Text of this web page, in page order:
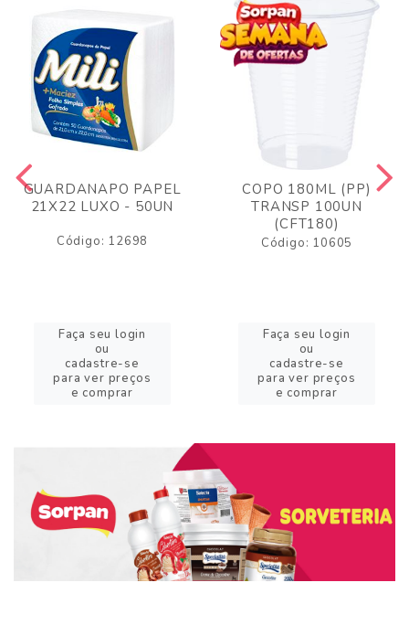
GUARDANAPO PAPEL
21X22 LUXO - 50UN
Código: 12698
Faça seu login
ou
cadastre-se
para ver preços
e comprar
COPO 180ML (PP)
TRANSP 100UN
(CFT180)
Código: 10605
Faça seu login
ou
cadastre-se
para ver preços
e comprar